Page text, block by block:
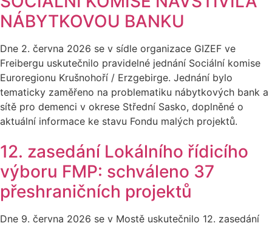
NÁBYTKOVOU BANKU
Dne 2. června 2026 se v sídle organizace GIZEF ve
Freibergu uskutečnilo pravidelné jednání Sociální komise
Euroregionu Krušnohoří / Erzgebirge. Jednání bylo
tematicky zaměřeno na problematiku nábytkových bank a
sítě pro demenci v okrese Střední Sasko, doplněné o
aktuální informace ke stavu Fondu malých projektů.
12. zasedání Lokálního řídicího
výboru FMP: schváleno 37
přeshraničních projektů
Dne 9. června 2026 se v Mostě uskutečnilo 12. zasedání